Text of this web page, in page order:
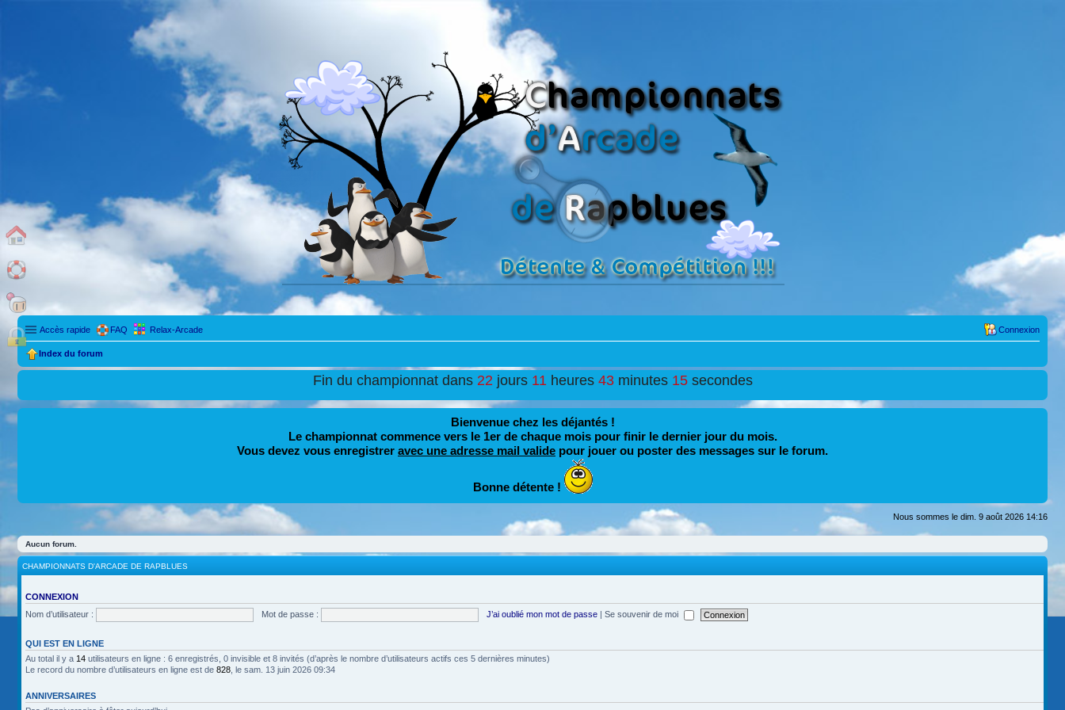
Accès rapide FAQ Relax-Arcade Connexion
Index du forum
Fin du championnat dans22 jours11 heures43 minutes15 secondes
Bienvenue chez les déjantés !
Le championnat commence vers le 1er de chaque mois pour finir le dernier jour du mois.
Vous devez vous enregistrer avec une adresse mail valide pour jouer ou poster des messages sur le forum.
Bonne détente !
Nous sommes le dim. 9 août 2026 14:16
Aucun forum.
CHAMPIONNATS D'ARCADE DE RAPBLUES
CONNEXION
Nom d’utilisateur :
Mot de passe : J’ai oublié mon mot de passe | Se souvenir de moi
QUI EST EN LIGNE
Au total il y a 14 utilisateurs en ligne : 6 enregistrés, 0 invisible et 8 invités (d’après le nombre d’utilisateurs actifs ces 5 dernières minutes)
Le record du nombre d’utilisateurs en ligne est de 828 , le sam. 13 juin 2026 09:34
ANNIVERSAIRES